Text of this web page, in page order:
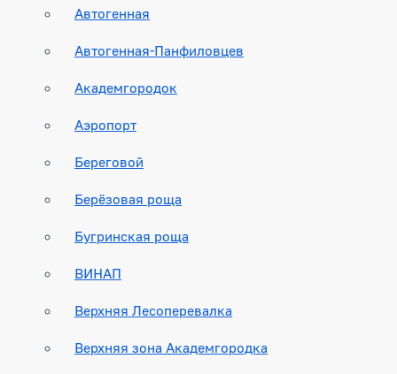
Автогенная
Автогенная-Панфиловцев
Академгородок
Аэропорт
Береговой
Берёзовая роща
Бугринская роща
ВИНАП
Верхняя Лесоперевалка
Верхняя зона Академгородка